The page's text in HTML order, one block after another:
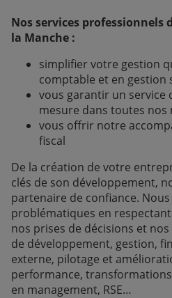
Nos services professionnels
la Manche :
simplifier votre gestion
comptable et en gestion
vous garantir un service
mesure dans toutes nos
vous offrir notre
fiscal
De la création de votre
clés de son développement,
partenaire de confiance.
problématiques en
nos prises de décisions et
de développement, gestion,
externe, pilotage et
performance,
en management, RSE…